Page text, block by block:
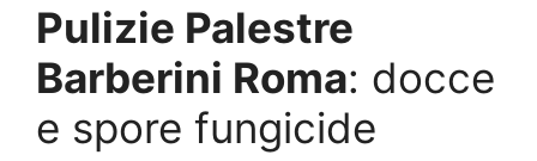
Pulizie Palestre
Barberini Roma: docce
e spore fungicide